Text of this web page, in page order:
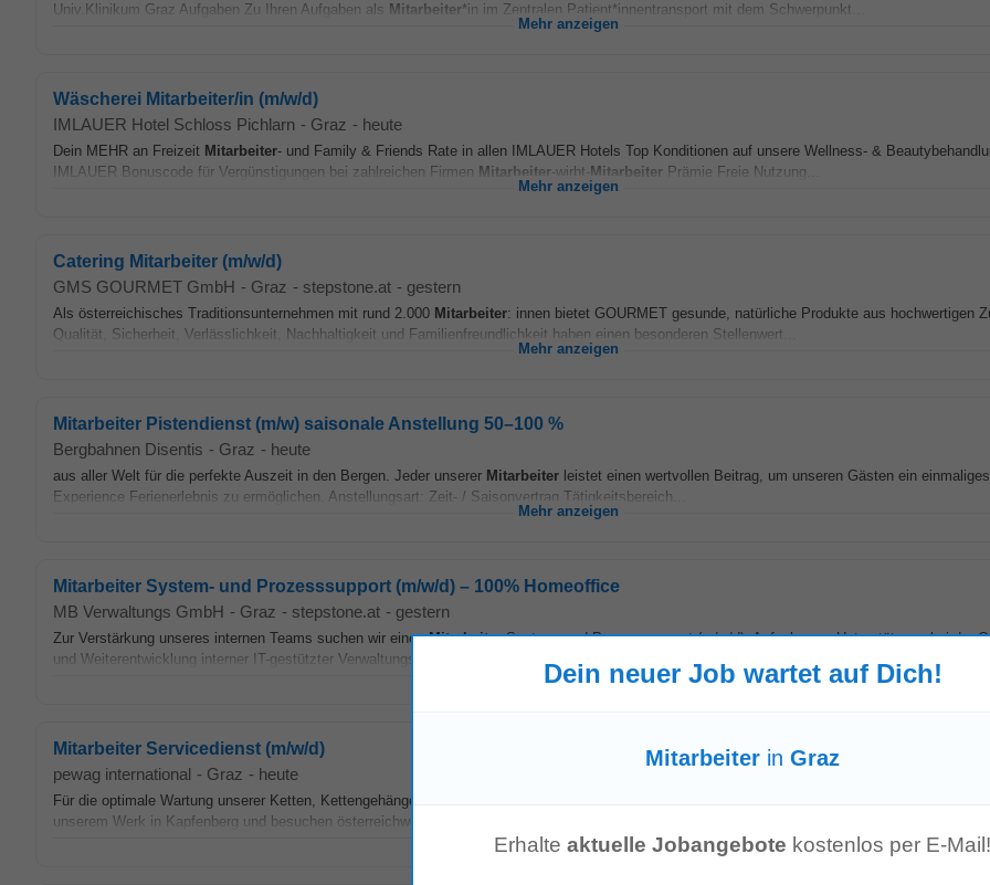
Univ.Klinikum Graz Aufgaben Zu Ihren Aufgaben als Mitarbeiter*in im Zentralen Patient*innentransport mit dem Schwerpunkt...
Mehr anzeigen
Wäscherei Mitarbeiter/in (m/w/d)
IMLAUER Hotel Schloss Pichlarn - Graz - heute
Dein MEHR an Freizeit Mitarbeiter- und Family & Friends Rate in allen IMLAUER Hotels Top Konditionen auf unsere Wellness- &
IMLAUER Bonuscode für Vergünstigungen bei zahlreichen Firmen Mitarbeiter-wirbt-Mitarbeiter Prämie Freie Nutzung...
Mehr anzeigen
Catering Mitarbeiter (m/w/d)
GMS GOURMET GmbH - Graz - stepstone.at - gestern
Als österreichisches Traditionsunternehmen mit rund 2.000 Mitarbeiter: innen bietet GOURMET gesunde, natürliche Produkte aus hochwertigen
Qualität, Sicherheit, Verlässlichkeit, Nachhaltigkeit und Familienfreundlichkeit haben einen besonderen Stellenwert...
Mehr anzeigen
Mitarbeiter Pistendienst (m/w) saisonale Anstellung 50–100 %
Bergbahnen Disentis - Graz - heute
aus aller Welt für die perfekte Auszeit in den Bergen. Jeder unserer Mitarbeiter leistet einen wertvollen Beitrag, um unseren Gästen ein
Experience Ferienerlebnis zu ermöglichen. Anstellungsart: Zeit- / Saisonvertrag Tätigkeitsbereich...
Mehr anzeigen
Mitarbeiter System- und Prozesssupport (m/w/d) – 100% Homeoffice
MB Verwaltungs GmbH - Graz - stepstone.at - gestern
Zur Verstärkung unseres internen Teams suchen wir einenMitarbeiterSystem- und Prozesssupport (m/w/d). Aufgaben • Unterstützung bei der
und Weiterentwicklung interner IT-gestützter Verwaltungsprozesse • Testen und Bewerten...
Mehr anzeigen
Mitarbeiter Servicedienst (m/w/d)
pewag international - Graz - heute
Für die optimale Wartung unserer Ketten, Kettengehänge & Anschlagmittel suchen wir ab sofort eine:n Mitarbeiter:in für den Servicedienst. Sie
unserem Werk in Kapfenberg und besuchen österreichweit unsere Kundschaft. Gemeinsam mit einem...
Mehr anzeigen
Dein neuer Job wartet auf Dich!
Mitarbeiter in Graz
Erhalte aktuelle Jobangebote kostenlos per E-Mail!